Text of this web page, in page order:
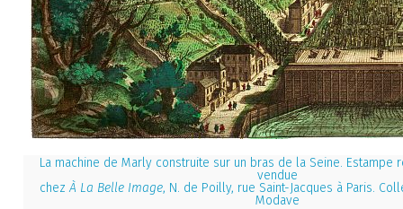
La machine de Marly construite sur un bras de la Seine. Estampe
vendue
chezÀ La Belle Image, N. de Poilly, rue Saint-Jacques à Paris.
Modave